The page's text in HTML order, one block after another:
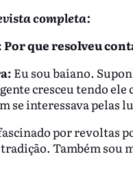
completa:
Por que resolveu
Eu sou baiano.
cresceu tendo ele
se interessava pelas
por revoltas
Também